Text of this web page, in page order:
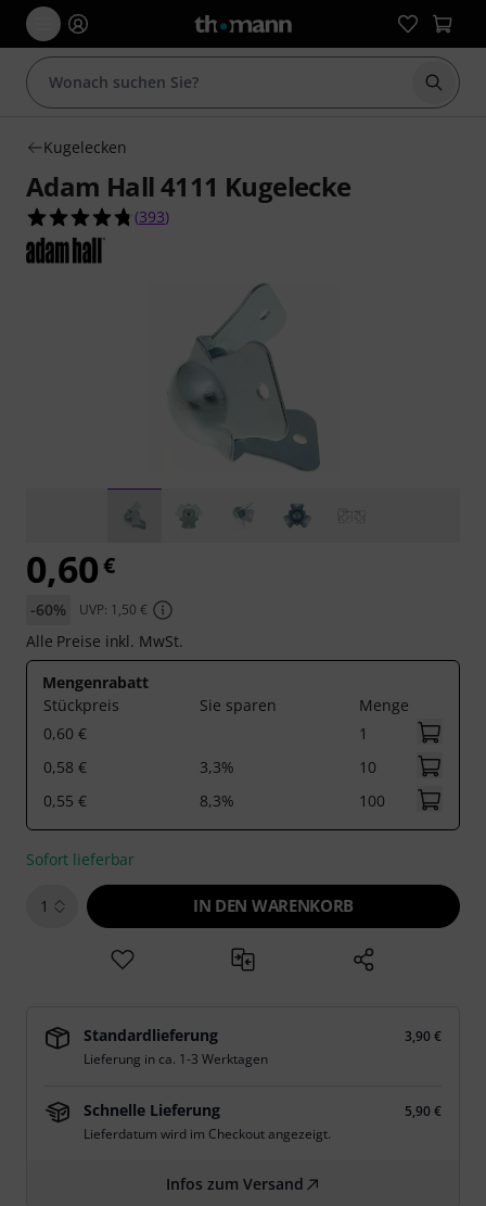
Suche
Kugelecken
Adam Hall 4111 Kugelecke
4.8 von 5 Sternen aus 393 Kundenbewertungen
(393)
0,60€
-60% UVP: 1,50 €
Alle Preise inkl. MwSt.
Mengenrabatt
Stückpreis
Sie sparen
Menge
0,60 €
1
0,58 €
3,3%
10
0,55 €
8,3% 100
Sofort lieferbar
1 IN DEN WARENKORB
Standardlieferung
3,90 €
Lieferung in ca. 1-3 Werktagen
Schnelle Lieferung
5,90 €
Lieferdatum wird im Checkout angezeigt.
Infos zum Versand